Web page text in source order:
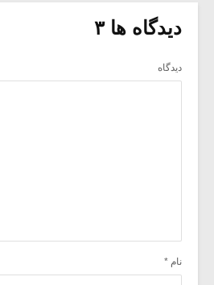
دیدگاه ها ۳
دیدگاه
نام *